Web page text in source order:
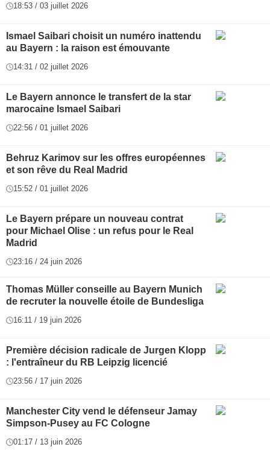
18:53 / 03 juillet 2026
Ismael Saibari choisit un numéro inattendu
au Bayern : la raison est émouvante
14:31 / 02 juillet 2026
Le Bayern annonce le transfert de la star
marocaine Ismael Saibari
22:56 / 01 juillet 2026
Behruz Karimov sur les offres européennes
et son rêve du Real Madrid
15:52 / 01 juillet 2026
Le Bayern prépare un nouveau contrat
pour Michael Olise : un refus pour le Real
Madrid
23:16 / 24 juin 2026
Thomas Müller conseille au Bayern Munich
de recruter la nouvelle étoile de Bundesliga
16:11 / 19 juin 2026
Première décision radicale de Jurgen Klopp
: l'entraîneur du RB Leipzig licencié
23:56 / 17 juin 2026
Manchester City vend le défenseur Jamay
Simpson-Pusey au FC Cologne
01:17 / 13 juin 2026